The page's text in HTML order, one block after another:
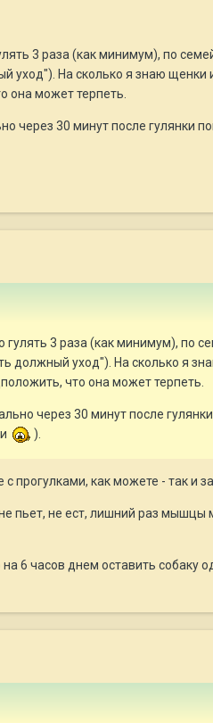
3 раза (как минимум), по
уход"). На сколько я знаю
она может терпеть.
через 30 минут после гулянки
3 раза (как минимум), по
должный уход"). На сколько я
что она может терпеть.
через 30 минут после
).
прогулками, как можете - так и
пьет, не ест, лишний раз
6 часов днем оставить собаку